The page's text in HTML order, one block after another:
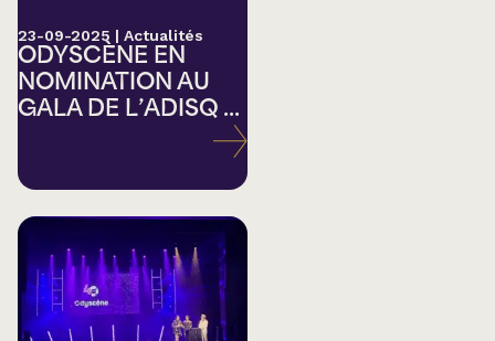
23-09-2025 | Actualités
ODYSCÈNE EN
NOMINATION AU
GALA DE L’ADISQ ...